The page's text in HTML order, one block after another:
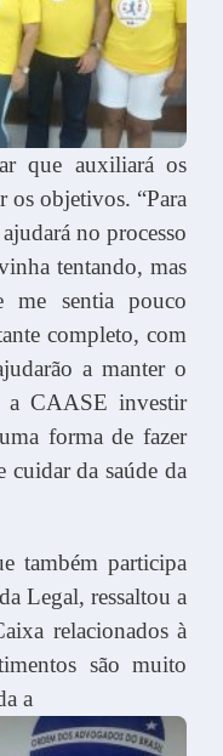
que auxiliará os
os objetivos. “Para
no processo
tentando, mas
me sentia pouco
completo, com
a manter o
a CAASE investir
forma de fazer
cuidar da saúde da
também participa
Legal, ressaltou a
relacionados à
são muito
a